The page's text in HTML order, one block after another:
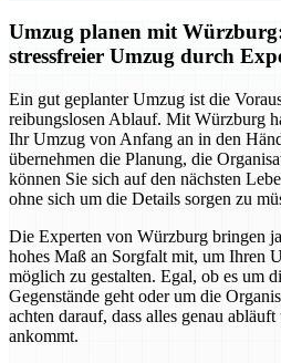
Umzug planen mit
stressfreier Umzug durch
Ein gut geplanter Umzug ist die
reibungslosen Ablauf. Mit Würzburg
Ihr Umzug von Anfang an in den
übernehmen die Planung, die
können Sie sich auf den nächsten
ohne sich um die Details sorgen zu
Die Experten von Würzburg bringen
hohes Maß an Sorgfalt mit, um Ihren
möglich zu gestalten. Egal, ob es um
Gegenstände geht oder um die
achten darauf, dass alles genau
ankommt.